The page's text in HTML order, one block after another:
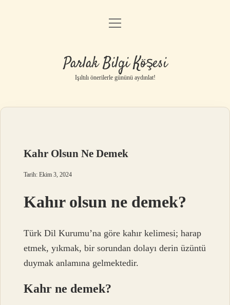
Anasayfa
Yasal Uyarı
menüyü
Parlak Bilgi Köşesi
Işıltılı önerilerle gününü aydınlat!
Kahr Olsun Ne Demek
Tarih: Ekim 3, 2024
Kahır olsun ne demek?
Türk Dil Kurumu’na göre kahır kelimesi; harap
etmek, yıkmak, bir sorundan dolayı derin üzüntü
duymak anlamına gelmektedir.
Kahr ne demek?